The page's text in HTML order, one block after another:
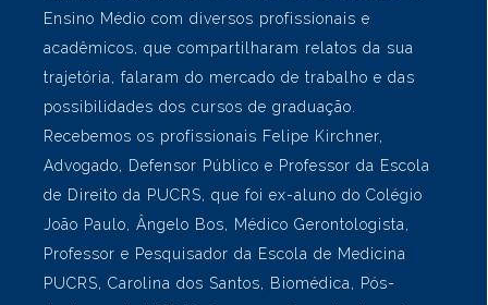
Semana das Profissões na
unidade Higienópolis
Em alusão ao Dia do Vestibulando, no mês de
maio, o Colégio João Paulo – Higienópolis realizou
a Semana das Profissões. A atividade teve o
objetivo de promover o contato dos estudantes do
Ensino Médio com diversos profissionais e
acadêmicos, que compartilharam relatos da sua